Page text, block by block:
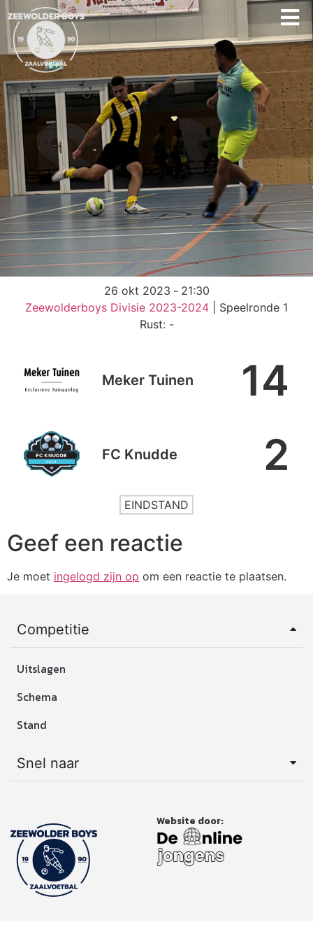
26 okt 2023 - 21:30
Zeewolderboys Divisie 2023-2024
| Speelronde 1
Rust: -
Meker Tuinen 14
FC Knudde 2
EINDSTAND
Geef een reactie
Je moet ingelogd zijn op om een reactie te plaatsen.
Competitie
Uitslagen
Schema
Stand
Snel naar
Website door: